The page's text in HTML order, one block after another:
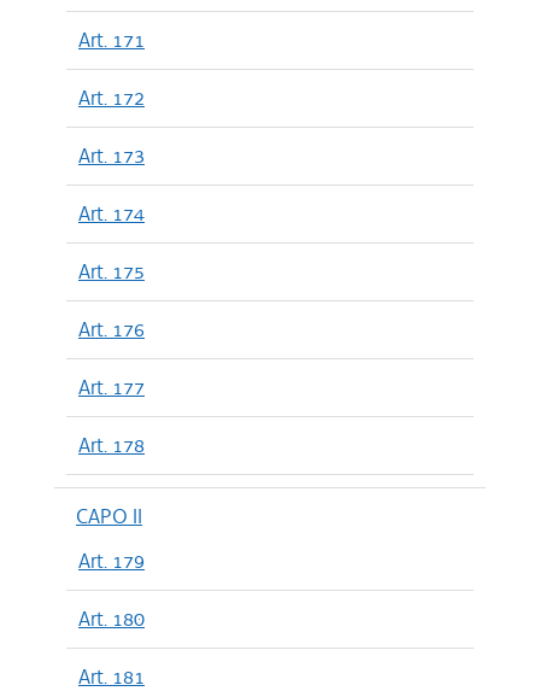
Art. 171
Art. 172
Art. 173
Art. 174
Art. 175
Art. 176
Art. 177
Art. 178
CAPO II
Art. 179
Art. 180
Art. 181